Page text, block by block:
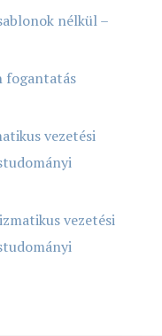
nélkül –
fogantatás
vezetési
vezetési